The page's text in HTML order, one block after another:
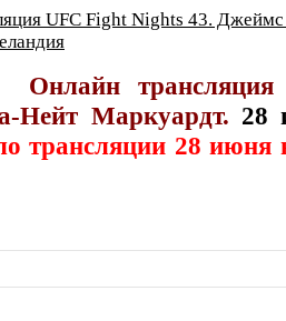
UFC Fight Nights 43.
Онлайн
Нейт Маркуардт. 28
трансляции 28 июня